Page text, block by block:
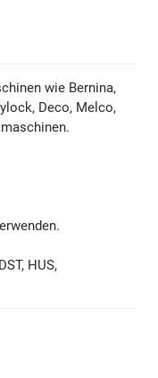
wie Bernina,
Deco, Melco,
HUS,